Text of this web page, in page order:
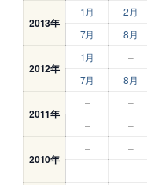
2013年
1月 2月
7月
8月
2012年
1月 –
7月
8月
2011年
– –
–
–
2010年
– –
–
–